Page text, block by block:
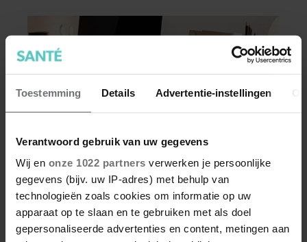
Toestemming Details Advertentie-instellingen
Verantwoord gebruik van uw gegevens
Wij en onze 1022 partners verwerken je persoonlijke
gegevens (bijv. uw IP-adres) met behulp van
technologieën zoals cookies om informatie op uw
apparaat op te slaan en te gebruiken met als doel
gepersonaliseerde advertenties en content, metingen aan
REIZEN
Dit draagbare 15,6 inch Denver
beeldscherm van Action is een